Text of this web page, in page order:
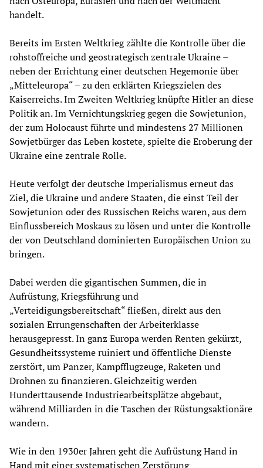
handelt.
Bereits im Ersten Weltkrieg zählte die Kontrolle über die
rohstoffreiche und geostrategisch zentrale Ukraine –
neben der Errichtung einer deutschen Hegemonie über
„Mitteleuropa“ – zu den erklärten Kriegszielen des
Kaiserreichs. Im Zweiten Weltkrieg knüpfte Hitler an diese
Politik an. Im Vernichtungskrieg gegen die Sowjetunion,
der zum Holocaust führte und mindestens 27 Millionen
Sowjetbürger das Leben kostete, spielte die Eroberung der
Ukraine eine zentrale Rolle.
Heute verfolgt der deutsche Imperialismus erneut das
Ziel, die Ukraine und andere Staaten, die einst Teil der
Sowjetunion oder des Russischen Reichs waren, aus dem
Einflussbereich Moskaus zu lösen und unter die Kontrolle
der von Deutschland dominierten Europäischen Union zu
bringen.
Dabei werden die gigantischen Summen, die in
Aufrüstung, Kriegsführung und
„Verteidigungsbereitschaft“ fließen, direkt aus den
sozialen Errungenschaften der Arbeiterklasse
herausgepresst. In ganz Europa werden Renten gekürzt,
Gesundheitssysteme ruiniert und öffentliche Dienste
zerstört, um Panzer, Kampfflugzeuge, Raketen und
Drohnen zu finanzieren. Gleichzeitig werden
Hunderttausende Industriearbeitsplätze abgebaut,
während Milliarden in die Taschen der Rüstungsaktionäre
wandern.
Wie in den 1930er Jahren geht die Aufrüstung Hand in
Hand mit einer systematischen Zerstörung